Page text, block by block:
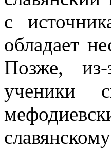
с
обладает
Позже,
ученики